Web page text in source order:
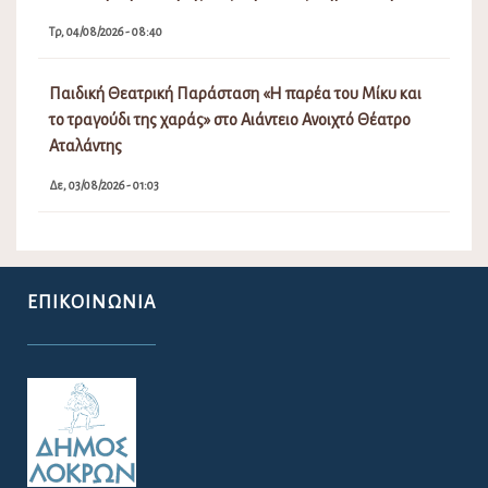
Τρ, 04/08/2026 - 08:40
Παιδική Θεατρική Παράσταση «Η παρέα του Μίκυ και
το τραγούδι της χαράς» στο Αιάντειο Ανοιχτό Θέατρο
Αταλάντης
Δε, 03/08/2026 - 01:03
ΕΠΙΚΟΙΝΩΝΊΑ